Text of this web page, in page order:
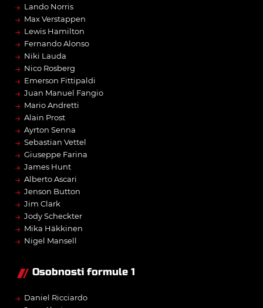
→ Lando Norris
→ Max Verstappen
→ Lewis Hamilton
→ Fernando Alonso
→ Niki Lauda
→ Nico Rosberg
→ Emerson Fittipaldi
→ Juan Manuel Fangio
→ Mario Andretti
→ Alain Prost
→ Ayrton Senna
→ Sebastian Vettel
→ Giuseppe Farina
→ James Hunt
→ Alberto Ascari
→ Jenson Button
→ Jim Clark
→ Jody Scheckter
→ Mika Häkkinen
→ Nigel Mansell
Osobnosti formule 1
→ Daniel Ricciardo